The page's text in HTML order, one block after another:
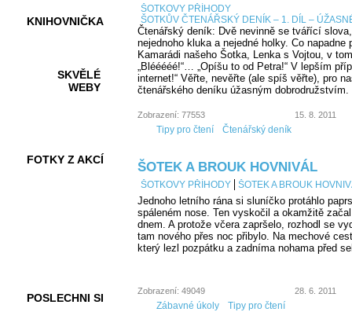
KNIHOVNIČKA
SKVĚLÉ
WEBY
FOTKY Z AKCÍ
POSLECHNI SI
ŠOTKOVY PŘÍHODY
ŠOTKŮV ČTENÁŘSKÝ DENÍK – 1. DÍL –
Čtenářský deník: Dvě nevinně se tvářící
nejednoho kluka a nejedné holky. Co
Kamarádi našeho Šotka, Lenka s Vojtou, v
„Blééééé!“… „Opíšu to od Petra!“ V lepším
internet!“ Věřte, nevěřte (ale spíš věřte), pro
čtenářského deníku úžasným dobrodružstvím.
Zobrazení: 77553 15. 8. 2011
Tipy pro čtení Čtenářský deník
ŠOTEK A BROUK HOVNIVÁL
ŠOTKOVY PŘÍHODY ŠOTEK A BROUK
Jednoho letního rána si sluníčko protáhlo
spáleném nose. Ten vyskočil a okamžitě
dnem. A protože včera zapršelo, rozhodl se
tam nového přes noc přibylo. Na mechové
který lezl pozpátku a zadníma nohama před
Zobrazení: 49049 28. 6. 2011
Zábavné úkoly Tipy pro čtení